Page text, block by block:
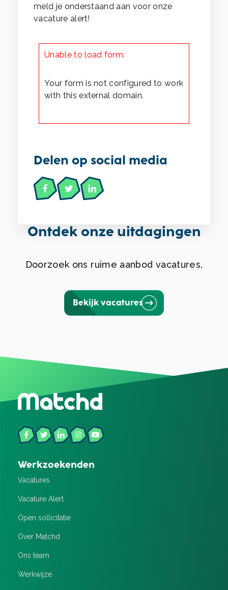
meld je onderstaand aan voor onze
vacature alert!
Unable to load form.
Your form is not configured to work
with this external domain.
Delen op social media
Ontdek onze uitdagingen
Doorzoek ons ruime aanbod vacatures.
Bekijk vacatures
Werkzoekenden
Vacatures
Vacature Alert
Open sollicitatie
Over Matchd
Ons team
Werkwijze